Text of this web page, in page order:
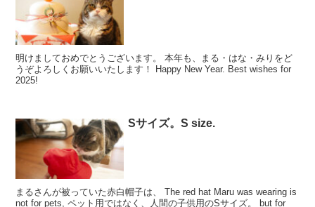
明けましておめでとうございます。 本年も、まる・はな・みりをど
うぞよろしくお願いいたします！ Happy New Year. Best wishes for
2025!
Sサイズ。S size.
まるさんが被っていた赤白帽子は、 The red hat Maru was wearing is
not for pets, ペット用ではなく、人間の子供用のSサイズ。 but for